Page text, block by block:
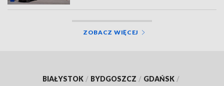
ZOBACZ WIĘCEJ
BIAŁYSTOK / BYDGOSZCZ / GDAŃSK /